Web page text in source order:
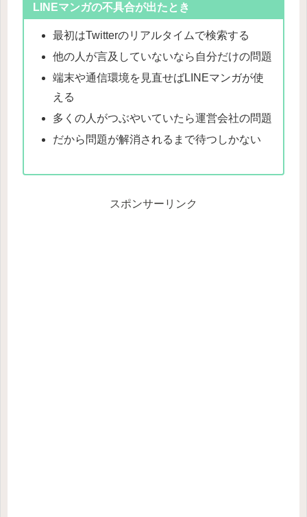
LINEマンガの不具合が出たとき
最初はTwitterのリアルタイムで検索する
他の人が言及していないなら自分だけの問題
端末や通信環境を見直せばLINEマンガが使
える
多くの人がつぶやいていたら運営会社の問題
だから問題が解消されるまで待つしかない
スポンサーリンク